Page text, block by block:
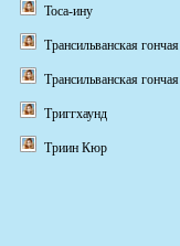
Тоса-ину
Трансильванская гончая
Трансильванская гончая
Триггхаунд
Триин Кюр